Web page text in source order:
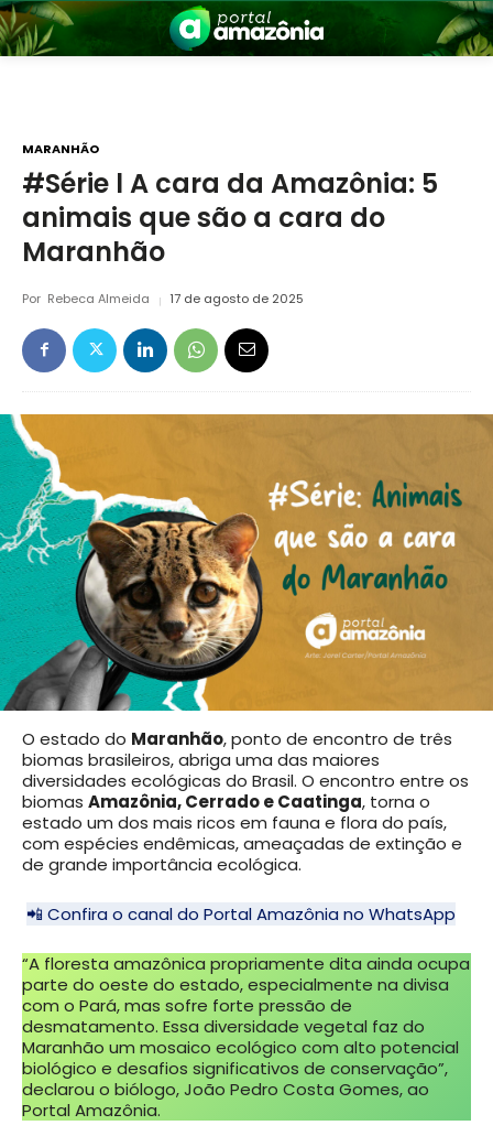
Amazônia
MARANHÃO
#Série l A cara da Amazônia: 5
animais que são a cara do
Maranhão
Por Rebeca Almeida 17 de agosto de 2025
O estado do Maranhão, ponto de encontro de três
biomas brasileiros, abriga uma das maiores
diversidades ecológicas do Brasil. O encontro entre os
biomas Amazônia, Cerrado e Caatinga, torna o
estado um dos mais ricos em fauna e flora do país,
com espécies endêmicas, ameaçadas de extinção e
de grande importância ecológica.
📲 Confira o canal do Portal Amazônia no WhatsApp
“A floresta amazônica propriamente dita ainda ocupa
parte do oeste do estado, especialmente na divisa
com o Pará, mas sofre forte pressão de
desmatamento. Essa diversidade vegetal faz do
Maranhão um mosaico ecológico com alto potencial
biológico e desafios significativos de conservação”,
declarou o biólogo, João Pedro Costa Gomes, ao
Portal Amazônia.